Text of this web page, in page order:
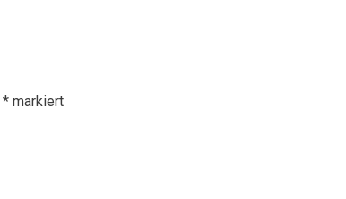
* markiert